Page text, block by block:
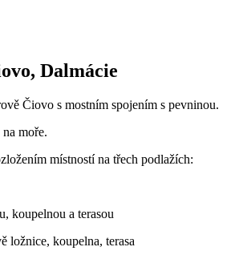
Dalmácie
Čiovo s mostním spojením s pevninou.
moře.
místností na třech podlažích:
koupelnou a terasou
ložnice, koupelna, terasa